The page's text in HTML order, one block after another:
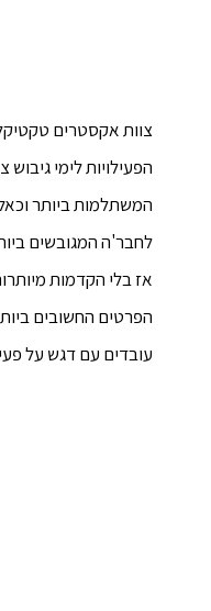
צוות אקסטרים
הפעילויות לימי
המשתלמות ביותר
לחבר'ה המגובשים
אז בלי הקדמות
הפרטים החשובים
עובדים עם דגש על